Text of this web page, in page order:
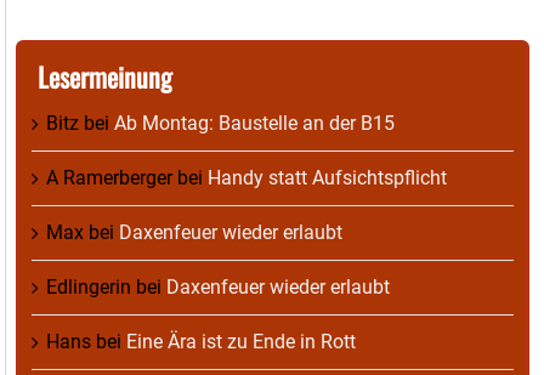
Lesermeinung
Bitz bei Ab Montag: Baustelle an der B15
A Ramerbergerbei Handy statt Aufsichtspflicht
Max bei Daxenfeuer wieder erlaubt
Edlingerin bei Daxenfeuer wieder erlaubt
Hans bei Eine Ära ist zu Ende in Rott